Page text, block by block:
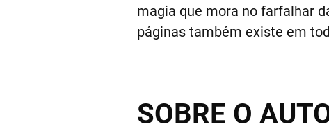
magia que mora no farfalhar
páginas também existe em
SOBRE O